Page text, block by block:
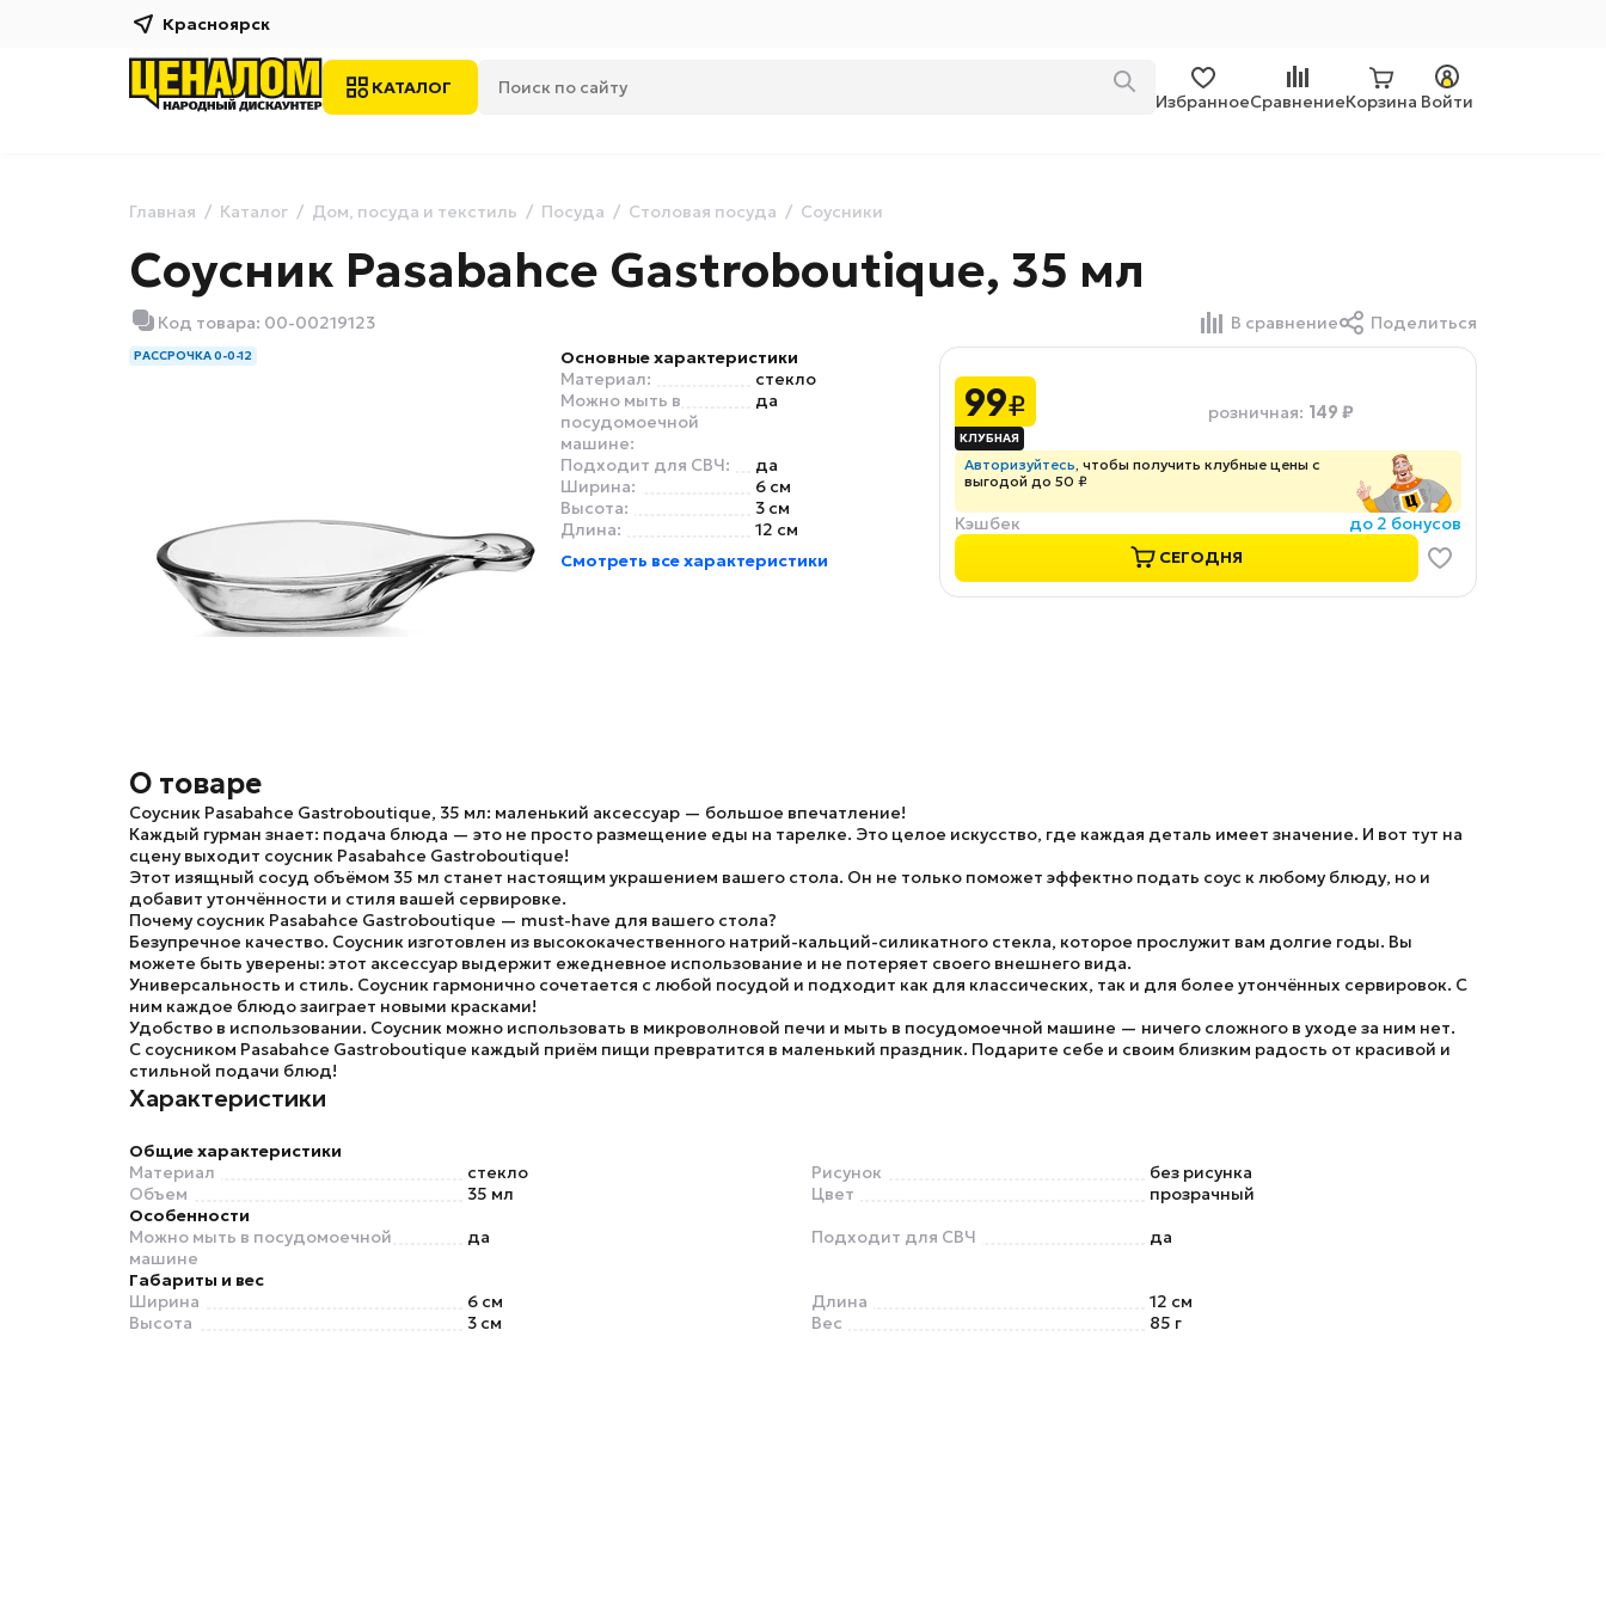
Красноярск
КАТАЛОГ
ИзбранноеСравнениеКорзина Войти
Главная Каталог Дом, посуда и текстиль Посуда Столовая посуда Соусники
Соусник Pasabahce Gastroboutique, 35 мл
Код товара: 00-00219123 В сравнение Поделиться
РАССРОЧКА 0-0-12
Основные характеристики
Материал:
стекло
Можно мыть в
посудомоечной
машине:
да
Подходит для СВЧ:
да
Ширина:
6 см
Высота:
3 см
Длина:
12 см
Смотреть все характеристики
99₽ розничная: 149 ₽
Авторизуйтесь, чтобы получить клубные цены с
выгодой до 50 ₽
Кэшбек
до 2 бонусов
СЕГОДНЯ
О товаре
Соусник Pasabahce Gastroboutique, 35 мл: маленький аксессуар — большое впечатление!
Каждый гурман знает: подача блюда — это не просто размещение еды на тарелке. Это целое искусство, где каждая деталь имеет значение. И вот тут на
сцену выходит соусник Pasabahce Gastroboutique!
Этот изящный сосуд объёмом 35 мл станет настоящим украшением вашего стола. Он не только поможет эффектно подать соус к любому блюду, но и
добавит утончённости и стиля вашей сервировке.
Почему соусник Pasabahce Gastroboutique — must-have для вашего стола?
Безупречное качество. Соусник изготовлен из высококачественного натрий-кальций-силикатного стекла, которое прослужит вам долгие годы. Вы
можете быть уверены: этот аксессуар выдержит ежедневное использование и не потеряет своего внешнего вида.
Универсальность и стиль. Соусник гармонично сочетается с любой посудой и подходит как для классических, так и для более утончённых сервировок. С
ним каждое блюдо заиграет новыми красками!
Удобство в использовании. Соусник можно использовать в микроволновой печи и мыть в посудомоечной машине — ничего сложного в уходе за ним нет.
С соусником Pasabahce Gastroboutique каждый приём пищи превратится в маленький праздник. Подарите себе и своим близким радость от красивой и
стильной подачи блюд!
Характеристики
Общие характеристики
Материал
стекло
Объем
35 мл
Рисунок
без рисунка
Цвет
прозрачный
Особенности
Можно мыть в посудомоечной
машине
да Подходит для СВЧ
да
Габариты и вес
Ширина
6 см
Высота
3 см
Длина
12 см
Вес
85 г